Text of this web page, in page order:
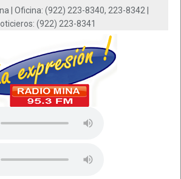
| Oficina: (922) 223-8340, 223-8342 |
(922) 223-8341